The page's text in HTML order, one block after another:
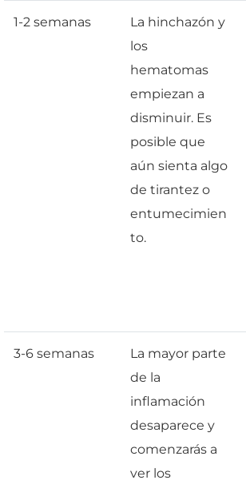
1-2 semanas
La hinchazón y
los
hematomas
empiezan a
disminuir. Es
posible que
aún sienta algo
de tirantez o
entumecimien
to.
3-6 semanas
La mayor parte
de la
inflamación
desaparece y
comenzarás a
ver los